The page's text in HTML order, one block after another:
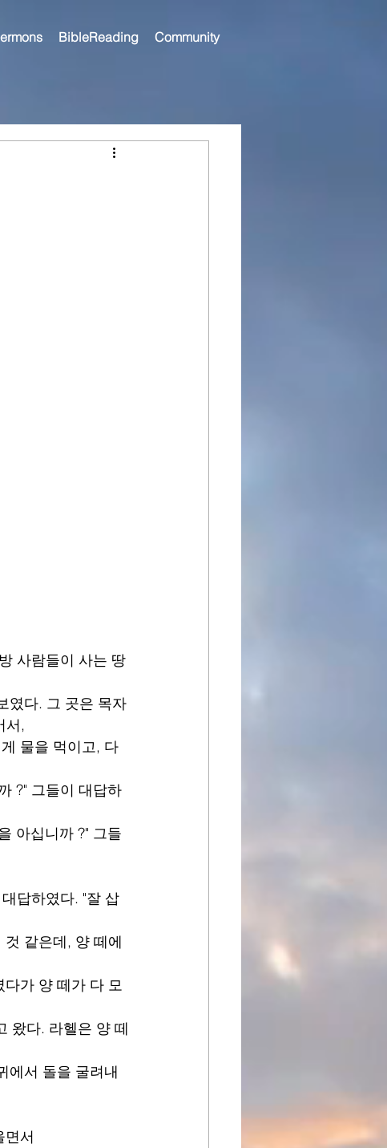
BibleReading Community
사람들이 사는 땅
였다. 그 곳은 목자
서,
물을 먹이고, 다
?" 그들이 대답하
아십니까 ?" 그들
답하였다. "잘 삽
같은데, 양 떼에
가 양 떼가 다 모
왔다. 라헬은 양 떼
에서 돌을 굴려내
면서